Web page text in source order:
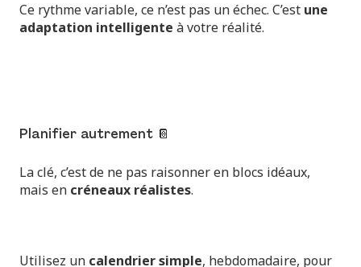
Ce rythme variable, ce n’est pas un échec. C’est une
adaptation intelligente à votre réalité.
Planifier autrement 📔
La clé, c’est de ne pas raisonner en blocs idéaux,
mais en créneaux réalistes.
Utilisez un calendrier simple, hebdomadaire, pour